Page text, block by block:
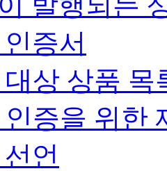
증서
대상 상품 목
인증을 위한
언